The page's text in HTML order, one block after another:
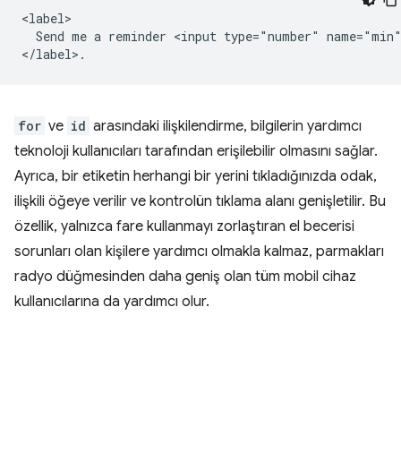
<label>
Send me a reminder <input type="number"
for ve id arasındaki ilişkilendirme, bilgilerin yardımcı
teknoloji kullanıcıları tarafından erişilebilir olmasını sağlar.
Ayrıca, bir etiketin herhangi bir yerini tıkladığınızda odak,
ilişkili öğeye verilir ve kontrolün tıklama alanı genişletilir. Bu
özellik, yalnızca fare kullanmayı zorlaştıran el becerisi
sorunları olan kişilere yardımcı olmakla kalmaz, parmakları
radyo düğmesinden daha geniş olan tüm mobil cihaz
kullanıcılarına da yardımcı olur.